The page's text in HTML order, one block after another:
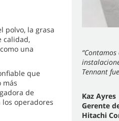
polvo, la grasa
calidad,
una
que
más
de
operadores
Tennant
Kaz Ayres
Gerente
Hitachi